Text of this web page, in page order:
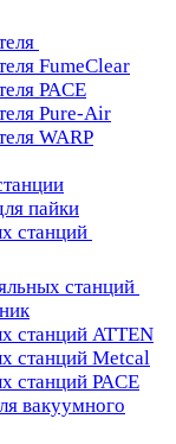
FumeClear
PACE
Pure-Air
WARP
пайки
станций
станций
станций ATTEN
станций Metcal
станций PACE
вакуумного